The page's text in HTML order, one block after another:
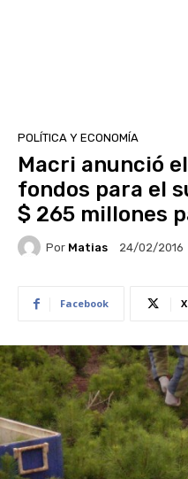
POLÍTICA Y ECONOMÍA
Macri anunció
fondos para el
$ 265 millones
Por Matias 24/02/2016
Facebook X